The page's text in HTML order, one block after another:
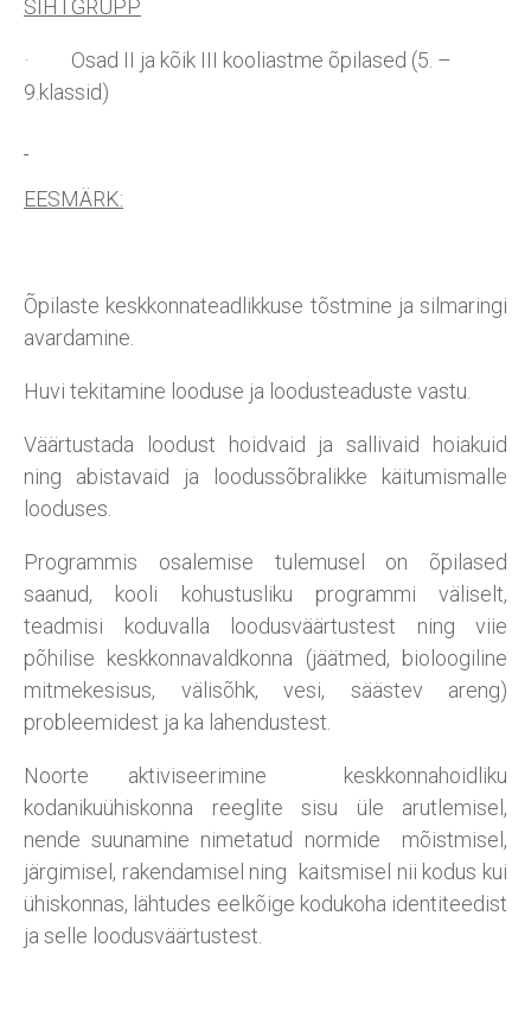
SIHTGRUPP
· Osad II ja kõik III kooliastme õpilased (5. –
9.klassid)
EESMÄRK:
Õpilaste keskkonnateadlikkuse tõstmine ja silmaringi
avardamine.
Huvi tekitamine looduse ja loodusteaduste vastu.
Väärtustada loodust hoidvaid ja sallivaid hoiakuid
ning abistavaid ja loodussõbralikke käitumismalle
looduses.
Programmis osalemise tulemusel on õpilased
saanud, kooli kohustusliku programmi väliselt,
teadmisi koduvalla loodusväärtustest ning viie
põhilise keskkonnavaldkonna (jäätmed, bioloogiline
mitmekesisus, välisõhk, vesi, säästev areng)
probleemidest ja ka lahendustest.
Noorte aktiviseerimine keskkonnahoidliku
kodanikuühiskonna reeglite sisu üle arutlemisel,
nende suunamine nimetatud normide mõistmisel,
järgimisel, rakendamisel ning kaitsmisel nii kodus kui
ühiskonnas, lähtudes eelkõige kodukoha identiteedist
ja selle loodusväärtustest.